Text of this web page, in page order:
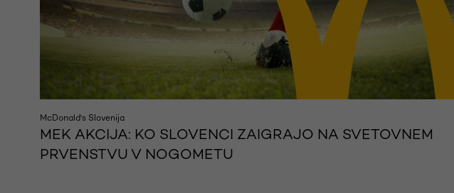
McDonald's Slovenija
MEK AKCIJA: KO SLOVENCI ZAIGRAJO NA SVETOVNEM
PRVENSTVU V NOGOMETU